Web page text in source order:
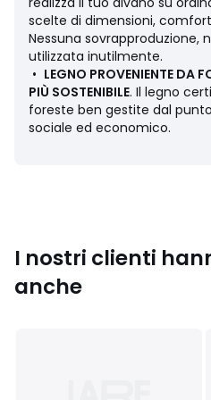
• Profondità: 97 cm
• Seduta: L156 x A43 x P58 cm
• Peso: 70 kg
4 posti
• Lunghezza: 248 cm
• Altezza: 72 cm
• Velluto ciniglia
• Finitura impunturata
• Campioni di tessuto
scelte di dimensioni,
Nessuna sovrapproduzione,
utilizzata inutilmente.
• LEGNO PROVENIENTE DA
PIÙ SOSTENIBILE. Il legno
foreste ben gestite dal
sociale ed economico.
I nostri clienti
anche